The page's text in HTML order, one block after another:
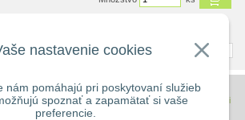
nastavenie cookies
nám pomáhajú pri poskytovaní služieb
spoznať a zapamätať si vaše
preferencie.
•tvorba eshopu cez UNIobchod,webhostingspoločnosti
WEBYGROUP